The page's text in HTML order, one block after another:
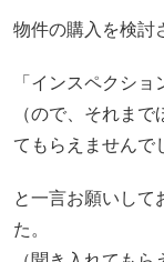
物件の購入を検討
「インスペクシ
（ので、それま
てもらえませんで
と一言お願いして
た。